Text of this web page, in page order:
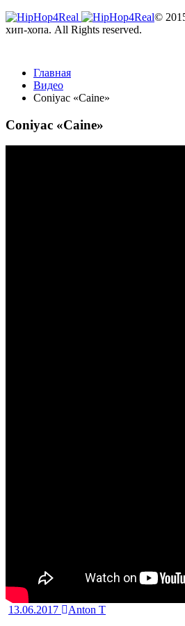
Главная
Видео
Coniyac «Caine»
Coniyac «Caine»
13.06.2017
Anton T
©
хип-хопа. All Rights reserved.